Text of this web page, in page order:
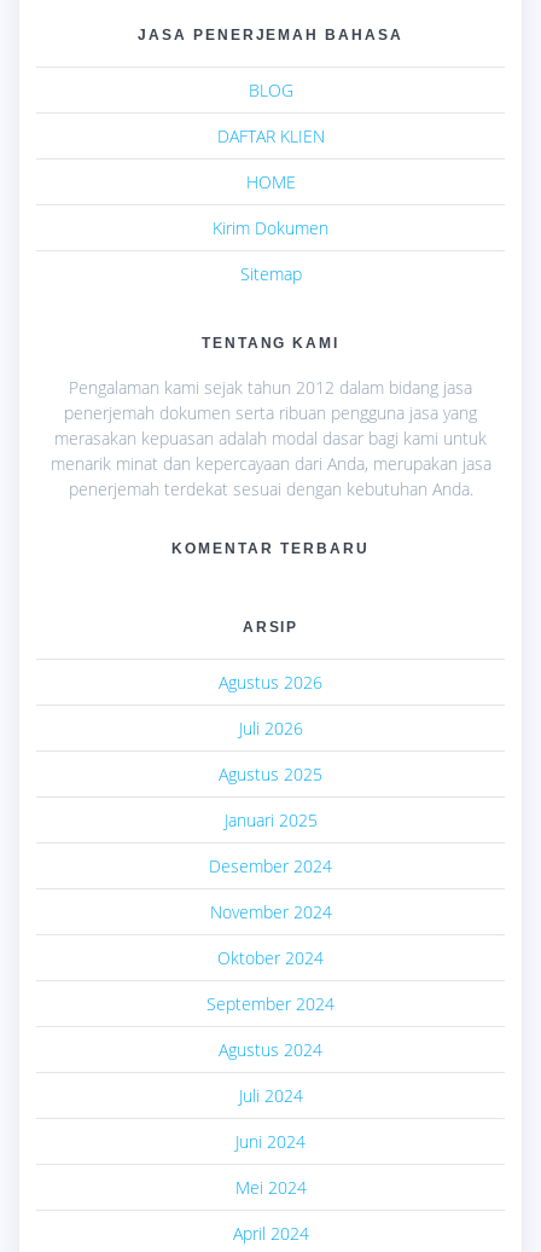
JASA PENERJEMAH BAHASA
BLOG
DAFTAR KLIEN
HOME
Kirim Dokumen
Sitemap
TENTANG KAMI
Pengalaman kami sejak tahun 2012 dalam bidang jasa
penerjemah dokumen serta ribuan pengguna jasa yang
merasakan kepuasan adalah modal dasar bagi kami untuk
menarik minat dan kepercayaan dari Anda, merupakan jasa
penerjemah terdekat sesuai dengan kebutuhan Anda.
KOMENTAR TERBARU
ARSIP
Agustus 2026
Juli 2026
Agustus 2025
Januari 2025
Desember 2024
November 2024
Oktober 2024
September 2024
Agustus 2024
Juli 2024
Juni 2024
Mei 2024
April 2024